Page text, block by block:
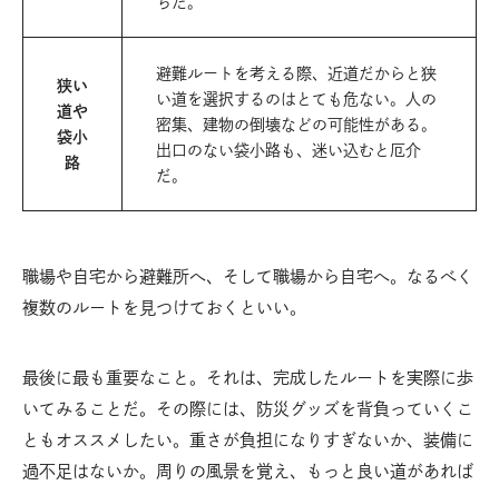
狭い
道や
袋小
路
避難ルートを考える際、近道だからと狭
い道を選択するのはとても危ない。人の
密集、建物の倒壊などの可能性がある。
出口のない袋小路も、迷い込むと厄介
だ。
職場や自宅から避難所へ、そして職場から自宅へ。なるべく
複数のルートを見つけておくといい。
最後に最も重要なこと。それは、完成したルートを実際に歩
いてみることだ。その際には、防災グッズを背負っていくこ
ともオススメしたい。重さが負担になりすぎないか、装備に
過不足はないか。周りの風景を覚え、もっと良い道があれば